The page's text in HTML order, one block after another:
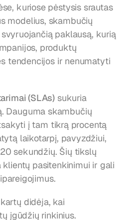
kuriose pėstysis srautas
modelius, skambučių
paklausą, kurią
produktų
tendencijos ir nenumatyti
(SLAs) sukuria
Dauguma skambučių
į tam tikrą procentą
laikotarpį, pavyzdžiui,
sekundžių. Šių tikslų
pasitenkinimui ir gali
didėja, kai
įgūdžių rinkinius.